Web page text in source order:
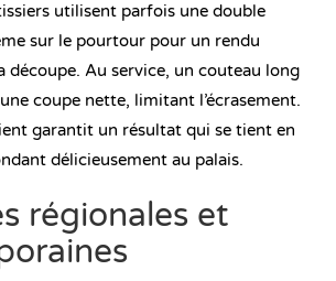
utilisent parfois une double
sur le pourtour pour un rendu
découpe. Au service, un couteau long
coupe nette, limitant l’écrasement.
garantit un résultat qui se tient en
délicieusement au palais.
régionales et